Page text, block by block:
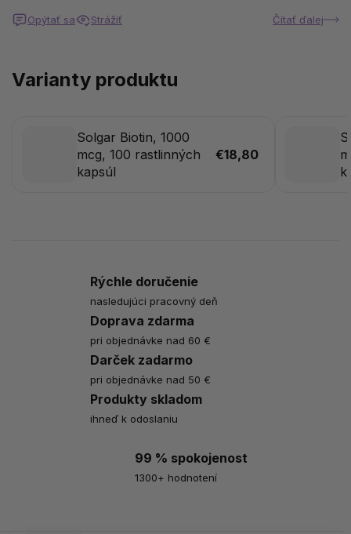
Čítať ďalej
Opýtať sa Strážiť
Varianty produktu
Solgar Biotin, 1000
mcg, 100 rastlinných
kapsúl
€18,80
Rýchle doručenie
nasledujúci pracovný deň
Doprava zdarma
pri objednávke nad 60 €
Darček zadarmo
pri objednávke nad 50 €
Produkty skladom
ihneď k odoslaniu
99 % spokojenost
1300+ hodnotení